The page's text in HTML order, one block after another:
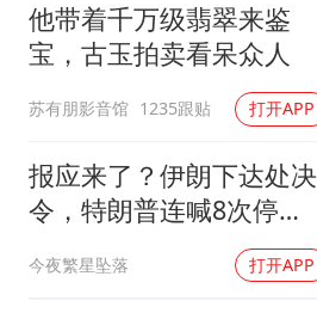
他带着千万级翡翠来鉴
宝，古玉拍卖看呆众人
苏有朋影音馆 1235跟贴 打开APP
报应来了？伊朗下达处决
令，特朗普连喊8次停
手，海外资产遭清算
今夜繁星坠落 打开APP